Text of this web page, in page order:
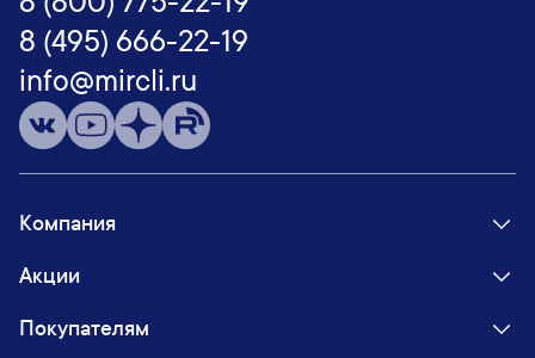
8 (495) 666-22-19
info@mircli.ru
Компания
Акции
Покупателям